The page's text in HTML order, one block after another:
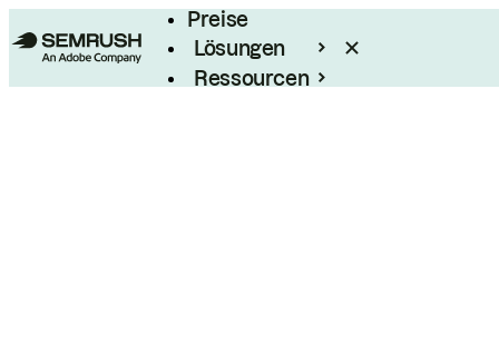
Preise
Lösungen
Ressourcen